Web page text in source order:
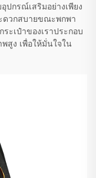
ปกรณ์เสริมอย่างเพียง
ดวกสบายขณะพกพา
ะเป๋าของเราประกอบ
สูง เพื่อให้มั่นใจใน